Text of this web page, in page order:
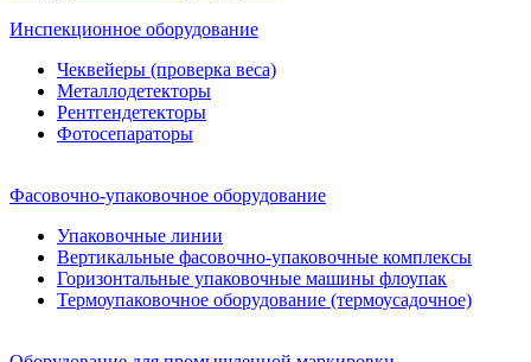
Инспекционное оборудование
Чеквейеры (проверка веса)
Металлодетекторы
Рентгендетекторы
Фотосепараторы
Фасовочно-упаковочное оборудование
Упаковочные линии
Вертикальные фасовочно-упаковочные комплексы
Горизонтальные упаковочные машины флоупак
Термоупаковочное оборудование (термоусадочное)